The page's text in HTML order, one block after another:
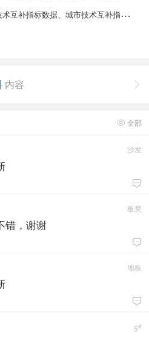
补指标数据、城市技术互补指标数据

内容
 全部
沙发

板凳
错，谢谢

地板

5#